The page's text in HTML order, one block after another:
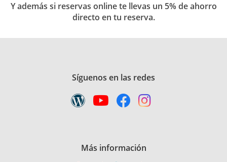
Y además si reservas online te llevas un 5% de ahorro
directo en tu reserva.
Síguenos en las redes
Más información